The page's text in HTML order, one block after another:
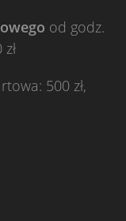
od godz.
500 zł,